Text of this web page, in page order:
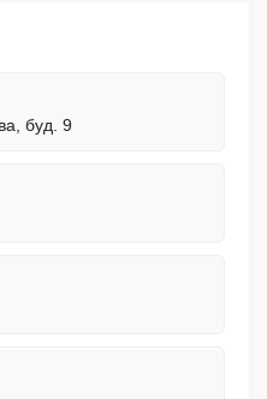
буд. 9